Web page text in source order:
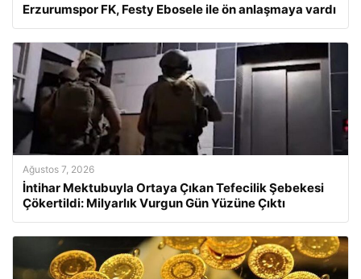
Erzurumspor FK, Festy Ebosele ile ön anlaşmaya vardı
Ağustos 7, 2026
İntihar Mektubuyla Ortaya Çıkan Tefecilik Şebekesi
Çökertildi: Milyarlık Vurgun Gün Yüzüne Çıktı